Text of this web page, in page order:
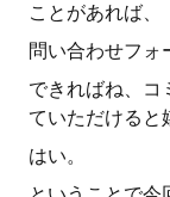
ことがあれば、
問い合わせフォ
できればね、コ
ていただけると
はい。